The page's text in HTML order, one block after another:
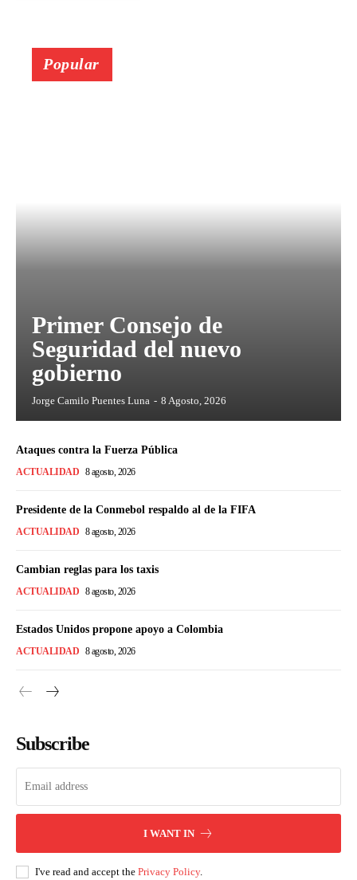
Popular
Primer Consejo de
Seguridad del nuevo
gobierno
Jorge Camilo Puentes Luna - 8 Agosto, 2026
Ataques contra la Fuerza Pública
ACTUALIDAD 8 agosto, 2026
Presidente de la Conmebol respaldo al de la FIFA
ACTUALIDAD 8 agosto, 2026
Cambian reglas para los taxis
ACTUALIDAD 8 agosto, 2026
Estados Unidos propone apoyo a Colombia
ACTUALIDAD 8 agosto, 2026
Subscribe
I WANT IN
I've read and accept the Privacy Policy.